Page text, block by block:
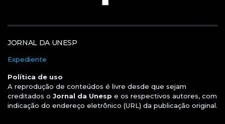
JORNAL DA UNESP
Expediente
Política de uso
A reprodução de conteúdos é livre desde que sejam
creditados o Jornal da Unesp e os respectivos autores, com
indicação do endereço eletrônico (URL) da publicação original.